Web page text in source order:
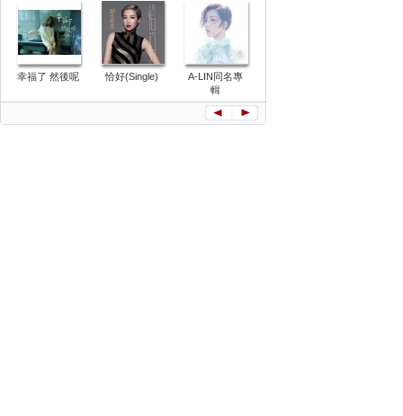
幸福了 然後呢 恰好(Single)
A-LIN同名專
輯